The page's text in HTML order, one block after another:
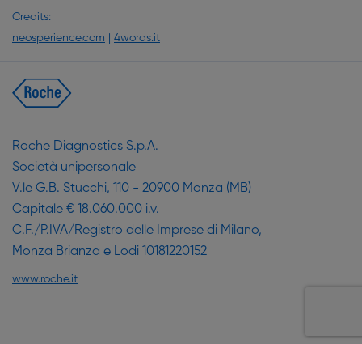
Credits:
neosperience.com
4words.it
Roche Diagnostics S.p.A.
Società unipersonale
V.le G.B. Stucchi, 110 - 20900 Monza (MB)
Capitale € 18.060.000 i.v.
C.F./P.IVA/Registro delle Imprese di Milano,
Monza Brianza e Lodi 10181220152
www.roche.it